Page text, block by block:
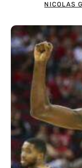
NICOLAS